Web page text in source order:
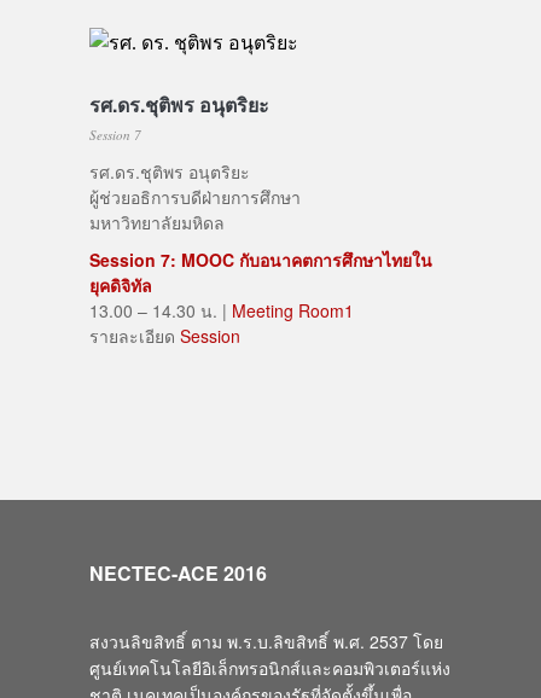
รศ.ดร.ชุติพร อนุตริยะ
Session 7
รศ.ดร.ชุติพร อนุตริยะ
ผู้ช่วยอธิการบดีฝ่ายการศึกษา
มหาวิทยาลัยมหิดล
Session 7: MOOC กับอนาคตการศึกษาไทยใน
ยุคดิจิทัล
13.00 – 14.30 น. | Meeting Room1
รายละเอียด Session
NECTEC-ACE 2016
สงวนลิขสิทธิ์ ตาม พ.ร.บ.ลิขสิทธิ์ พ.ศ. 2537 โดย
ศูนย์เทคโนโลยีอิเล็กทรอนิกส์และคอมพิวเตอร์แห่ง